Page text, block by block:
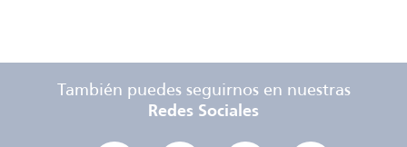
También puedes seguirnos en nuestras
Redes Sociales